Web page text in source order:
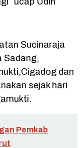
Sucinaraja
Sadang,
dan
sejak hari
Pemkab